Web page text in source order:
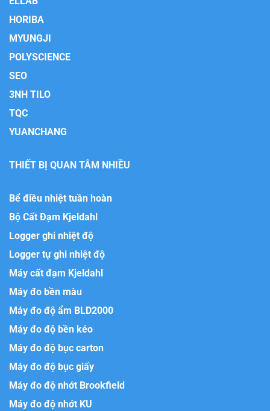
HORIBA
MYUNGJI
POLYSCIENCE
SEO
3NH TILO
TQC
YUANCHANG
THIẾT BỊ QUAN TÂM NHIỀU
Bể điều nhiệt tuần hoàn
Bộ Cất Đạm Kjeldahl
Logger ghi nhiệt độ
Logger tự ghi nhiệt độ
Máy cất đạm Kjeldahl
Máy đo bền màu
Máy đo độ ẩm BLD2000
Máy đo độ bền kéo
Máy đo độ bục carton
Máy đo độ bục giấy
Máy đo độ nhớt Brookfield
Máy đo độ nhớt KU